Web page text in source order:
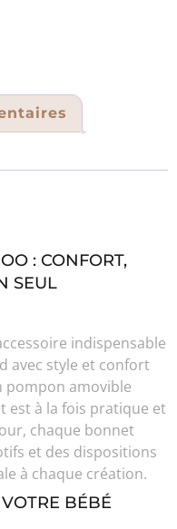
: CONFORT,
SEUL
indispensable
avec style et confort
pompon amovible
est à la fois pratique et
chaque bonnet
et des dispositions
à chaque création.
BÉBÉ